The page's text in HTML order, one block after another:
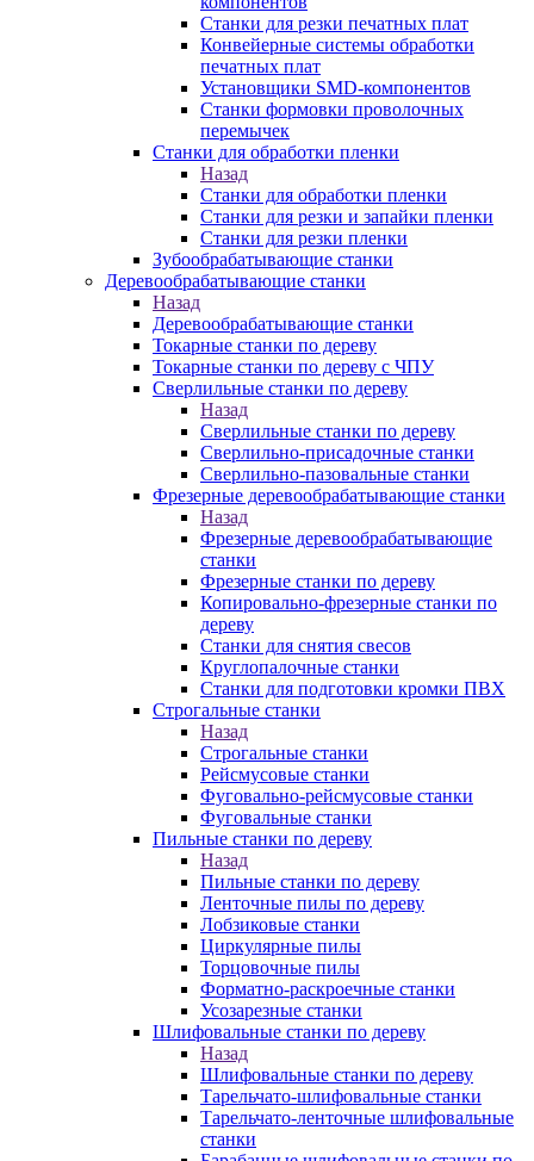
Станки для резки печатных плат
Конвейерные системы обработки
печатных плат
Установщики SMD-компонентов
Станки формовки проволочных
перемычек
Станки для обработки пленки
Назад
Станки для обработки пленки
Станки для резки и запайки пленки
Станки для резки пленки
Зубообрабатывающие станки
Деревообрабатывающие станки
Назад
Деревообрабатывающие станки
Токарные станки по дереву
Токарные станки по дереву с ЧПУ
Сверлильные станки по дереву
Назад
Сверлильные станки по дереву
Сверлильно-присадочные станки
Сверлильно-пазовальные станки
Фрезерные деревообрабатывающие станки
Назад
Фрезерные деревообрабатывающие
станки
Фрезерные станки по дереву
Копировально-фрезерные станки по
дереву
Станки для снятия свесов
Круглопалочные станки
Станки для подготовки кромки ПВХ
Строгальные станки
Назад
Строгальные станки
Рейсмусовые станки
Фуговально-рейсмусовые станки
Фуговальные станки
Пильные станки по дереву
Назад
Пильные станки по дереву
Ленточные пилы по дереву
Лобзиковые станки
Циркулярные пилы
Торцовочные пилы
Форматно-раскроечные станки
Усозарезные станки
Шлифовальные станки по дереву
Назад
Шлифовальные станки по дереву
Тарельчато-шлифовальные станки
Тарельчато-ленточные шлифовальные
станки